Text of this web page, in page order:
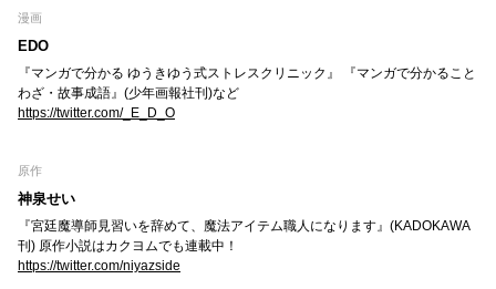
漫画
EDO
『マンガで分かる ゆうきゆう式ストレスクリニック』 『マンガで分かること
わざ・故事成語』(少年画報社刊)など
https://twitter.com/_E_D_O
原作
神泉せい
『宮廷魔導師見習いを辞めて、魔法アイテム職人になります』(KADOKAWA
刊) 原作小説はカクヨムでも連載中！
https://twitter.com/niyazside